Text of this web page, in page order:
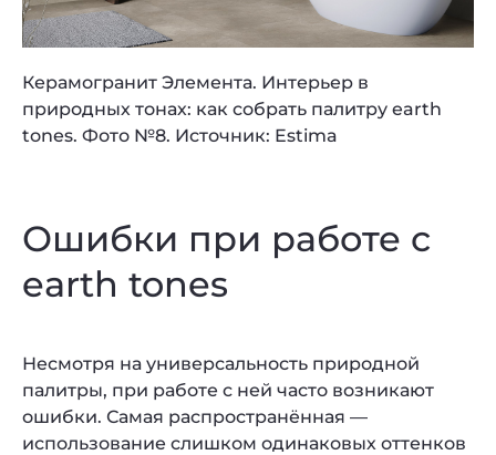
Керамогранит Элемента. Интерьер в
природных тонах: как собрать палитру earth
tones. Фото №8. Источник: Estima
Ошибки при работе с
earth tones
Несмотря на универсальность природной
палитры, при работе с ней часто возникают
ошибки. Самая распространённая —
использование слишком одинаковых оттенков